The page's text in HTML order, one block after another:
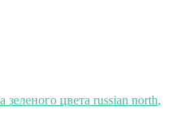
зеленого цвета russian north,